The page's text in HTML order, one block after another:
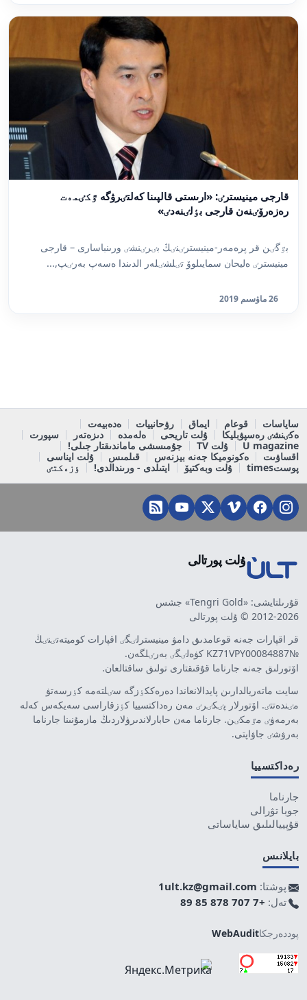
قارجى مينيسترٸ: «ارىستى قالپىنا كەلتٸرۋگە ٷكٸمەت
رەزەرۆٸنەن قارجى بٶلٸنەدٸ»
بٷگٸن قر پرەمەر-مينيسترٸنٸڭ بٸرٸنشٸ ورىنباسارى – قارجى
مينيسترٸ ەليحان سمايىلوۆ تٸلشٸلەر الدىندا ەسەپ بەرٸپ,...
26 ماۋسىم 2019
ساياسات قوعام ايماق رۋحانييات
ەدەبيەت
ەكٸنشٸ رەسپۋبليكا
ۇلت تاريحى ەلەمدە دىزەتەر
سپورت
U magazine
ۇلت TV
جۇمىسشى ماماندىقتار جىلى!
اقساۋىت
ەكونوميكا جەنە بيزنەس قىلمىس
ۇلت ايناسى
پوستtimes
ۇلت وبەكتيۆ ايتىلدى - ورىندالدى! ٶزەكتٸ
ۇلت پورتالى
قۇرىلتايشى: «Tengri Gold» جشس
2012-2026 © ۇلت پورتالى
قر اقپارات جەنە قوعامدىق دامۋ مينيسترلٸگٸ اقپارات كوميتەتٸنٸڭ
№KZ71VPY00084887 كۋەلٸگٸ بەرٸلگەن.
اۆتورلىق جەنە جارناما قۇقىقتارى تولىق ساقتالعان.
سايت ماتەريالدارىن پايدالانعاندا دەرەككٶزگە سٸلتەمە كٶرسەتۋ
مٸندەتتٸ. اۆتورلار پٸكٸرٸ مەن رەداكتسييا كٶزقاراسى سەيكەس كەلە
بەرمەۋٸ مٷمكٸن. جارناما مەن حابارلاندىرۋلاردىڭ مازمۇنىنا جارناما
بەرۋشٸ جاۋاپتى.
رەداكتسييا
جارناما
جوبا تۋرالى
قۇپييالىلىق ساياساتى
بايلانىس
پوشتا: 1ult.kz@gmail.com
تەل: +7 707 878 85 89
پوددەرجكاWebAudit